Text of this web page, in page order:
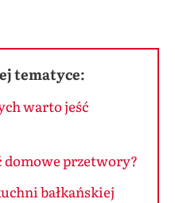
tematyce:
warto jeść
domowe przetwory?
bałkańskiej